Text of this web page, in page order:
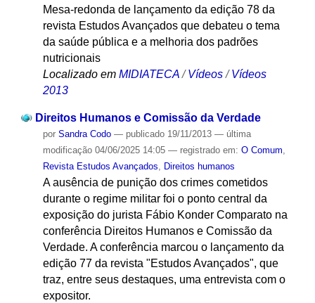
Mesa-redonda de lançamento da edição 78 da
revista Estudos Avançados que debateu o tema
da saúde pública e a melhoria dos padrões
nutricionais
Localizado em MIDIATECA / Vídeos / Vídeos
2013
Direitos Humanos e Comissão da Verdade
por Sandra Codo — publicado19/11/2013 — última
modificação04/06/2025 14:05 — registrado em: O Comum,
Revista Estudos Avançados, Direitos humanos
A ausência de punição dos crimes cometidos
durante o regime militar foi o ponto central da
exposição do jurista Fábio Konder Comparato na
conferência Direitos Humanos e Comissão da
Verdade. A conferência marcou o lançamento da
edição 77 da revista "Estudos Avançados", que
traz, entre seus destaques, uma entrevista com o
expositor.